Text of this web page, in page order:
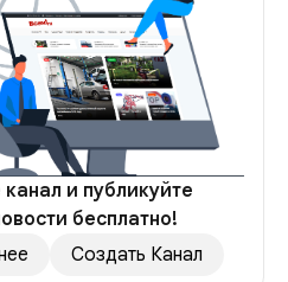
и публикуйте
бесплатно!
Создать Канал